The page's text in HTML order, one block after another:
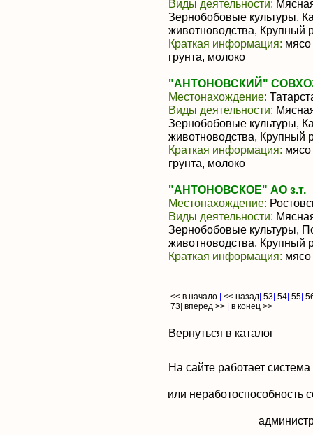
Виды деятельности:
Зернобобовые культуры,
животноводства, Крупный
Краткая информация: мясо
грунта, молоко
"АНТОНОВСКИЙ"
Местонахождение:
Виды деятельности:
Зернобобовые культуры,
животноводства, Крупный
Краткая информация: мясо
грунта, молоко
"АНТОНОВСКОЕ" АО з.т.
Местонахождение:
Виды деятельности:
Зернобобовые культуры,
животноводства, Крупный
Краткая информация: мясо
<< в начало << назад 53 54 55
73 вперед >> в конец >>
Вернуться в каталог
На сайте работает
или неработоспособность